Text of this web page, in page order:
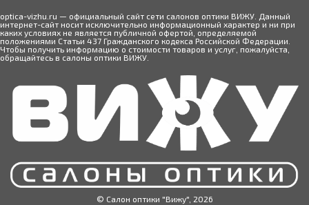
optica-vizhu.ru — официальный сайт сети салонов оптики ВИЖУ. Данный
интернет-сайт носит исключительно информационный характер и ни при
каких условиях не является публичной офертой, определяемой
положениями Статьи 437 Гражданского кодекса Российской Федерации.
Чтобы получить информацию о стоимости товаров и услуг, пожалуйста,
обращайтесь в салоны оптики ВИЖУ.
© Салон оптики "Вижу", 2026